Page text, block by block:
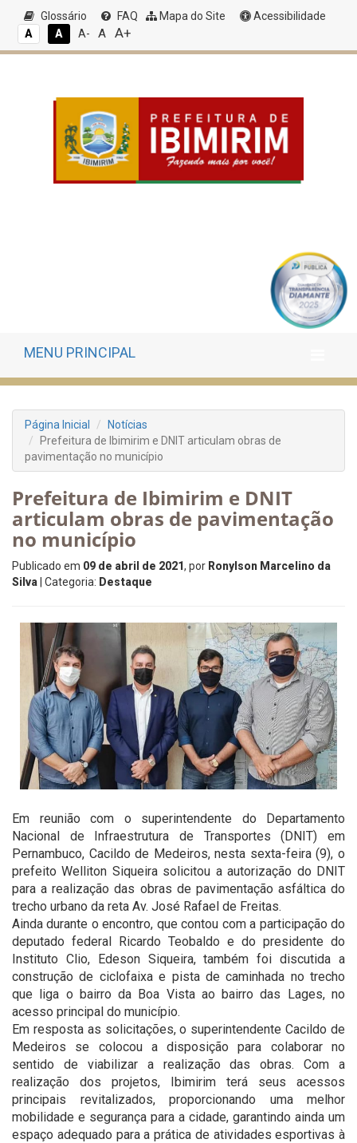
Glossário FAQ Mapa do Site
Acessibilidade
A
A A- A A+
MENU PRINCIPAL
Página Inicial
Notícias
Prefeitura de Ibimirim e DNIT articulam obras de
pavimentação no município
Prefeitura de Ibimirim e DNIT
articulam obras de pavimentação
no município
Publicado em 09 de abril de 2021, por Ronylson Marcelino da
Silva | Categoria: Destaque
Em reunião com o superintendente do Departamento
Nacional de Infraestrutura de Transportes (DNIT) em
Pernambuco, Cacildo de Medeiros, nesta sexta-feira (9), o
prefeito Welliton Siqueira solicitou a autorização do DNIT
para a realização das obras de pavimentação asfáltica do
trecho urbano da reta Av. José Rafael de Freitas.
Ainda durante o encontro, que contou com a participação do
deputado federal Ricardo Teobaldo e do presidente do
Instituto Clio, Edeson Siqueira, também foi discutida a
construção de ciclofaixa e pista de caminhada no trecho
que liga o bairro da Boa Vista ao bairro das Lages, no
acesso principal do município.
Em resposta as solicitações, o superintendente Cacildo de
Medeiros se colocou a disposição para colaborar no
sentido de viabilizar a realização das obras. Com a
realização dos projetos, Ibimirim terá seus acessos
principais revitalizados, proporcionando uma melhor
mobilidade e segurança para a cidade, garantindo ainda um
espaço adequado para a prática de atividades esportivas à